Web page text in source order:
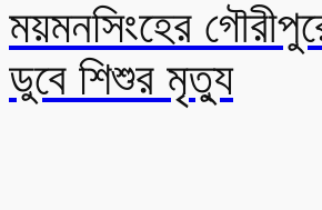
ময়মনসিংহের
ডুবে শিশুর মৃত্যু